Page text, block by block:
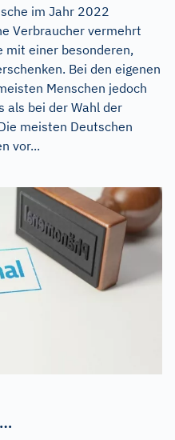
im Jahr 2022
Verbraucher vermehrt
mit einer besonderen,
Bei den eigenen
Menschen jedoch
als bei der Wahl der
meisten Deutschen
vor...